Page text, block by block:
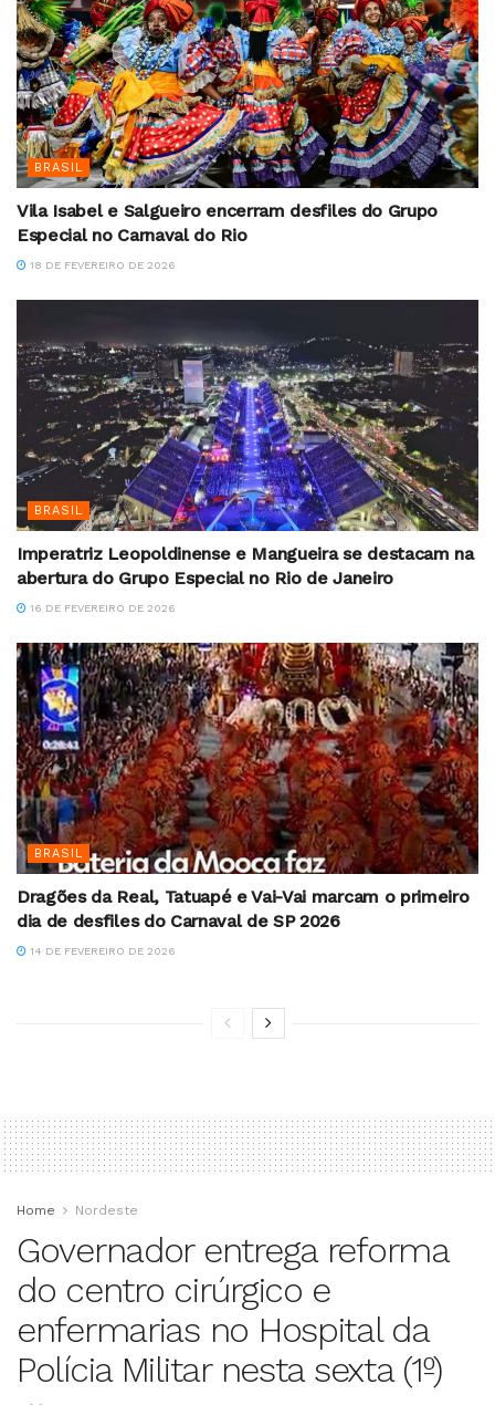
BRASIL
Vila Isabel e Salgueiro encerram desfiles do Grupo
Especial no Carnaval do Rio
18 DE FEVEREIRO DE 2026
BRASIL
Imperatriz Leopoldinense e Mangueira se destacam na
abertura do Grupo Especial no Rio de Janeiro
16 DE FEVEREIRO DE 2026
BRASIL
Dragões da Real, Tatuapé e Vai-Vai marcam o primeiro
dia de desfiles do Carnaval de SP 2026
14 DE FEVEREIRO DE 2026
Home Nordeste
Governador entrega reforma
do centro cirúrgico e
enfermarias no Hospital da
Polícia Militar nesta sexta (1º)